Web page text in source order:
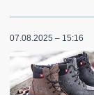
07.08.2025 – 15:16